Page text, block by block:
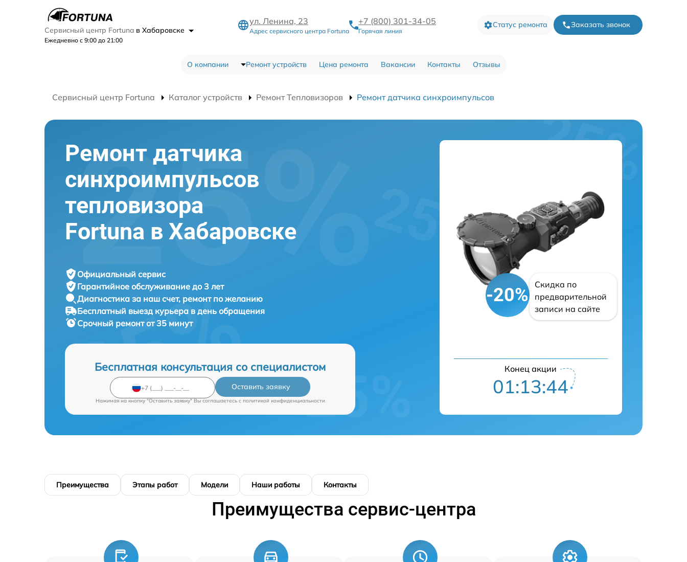
Сервисный центр Fortuna в Хабаровске
Ежедневно с 9:00 до 21:00
ул. Ленина, 23
Адрес сервисного центра Fortuna
+7 (800) 301-34-05
Горячая линия
Статус ремонта Заказать звонок
О компании Ремонт устройств Цена ремонта Вакансии Контакты Отзывы
Сервисный центр Fortuna Каталог устройств Ремонт Тепловизоров Ремонт датчика синхроимпульсов
Ремонт датчика
синхроимпульсов
тепловизора
Fortuna в Хабаровске
Официальный сервис
Гарантийное обслуживание до 3 лет
Диагностика за наш счет, ремонт по желанию
Бесплатный выезд курьера в день обращения
Срочный ремонтот 35 минут
Бесплатная консультация со специалистом
Оставить заявку
Нажимая на кнопку "Оставить заявку" Вы соглашаетесь c политикой конфиденциальности
-20%
Скидка по
предварительной
записи на сайте
Конец акции
01:13:43
Преимущества Этапы работ Модели Наши работы Контакты
Преимущества сервис-центра